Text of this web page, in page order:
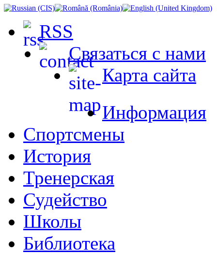
RSS
Связаться с нами
Карта сайта
Информация
Спортсмены
История
Тренерская
Судейство
Школы
Библиотека